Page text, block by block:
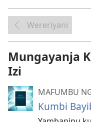
Wereriyani
Mungayanja
Izi
MAFUMBU
Kumbi